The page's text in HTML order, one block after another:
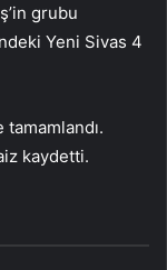
grubu
Yeni Sivas 4
kaydetti.